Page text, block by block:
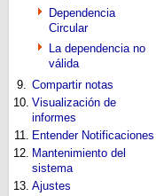
Dependencia
Circular
La dependencia no
válida
9. Compartir notas
10. Visualización de
informes
11. Entender Notificaciones
12. Mantenimiento del
sistema
13. Ajustes